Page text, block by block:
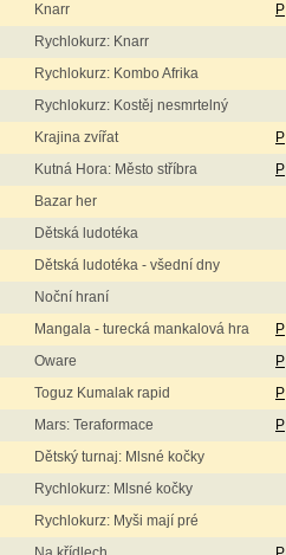
Knarr P
Rychlokurz: Knarr
Rychlokurz: Kombo Afrika
Rychlokurz: Kostěj nesmrtelný
Krajina zvířat P
Kutná Hora: Město stříbra P
Bazar her
Dětská ludotéka
Dětská ludotéka - všední dny
Noční hraní
Mangala - turecká mankalová hra P
Oware P
Toguz Kumalak rapid P
Mars: Teraformace P
Dětský turnaj: Mlsné kočky
Rychlokurz: Mlsné kočky
Rychlokurz: Myši mají pré